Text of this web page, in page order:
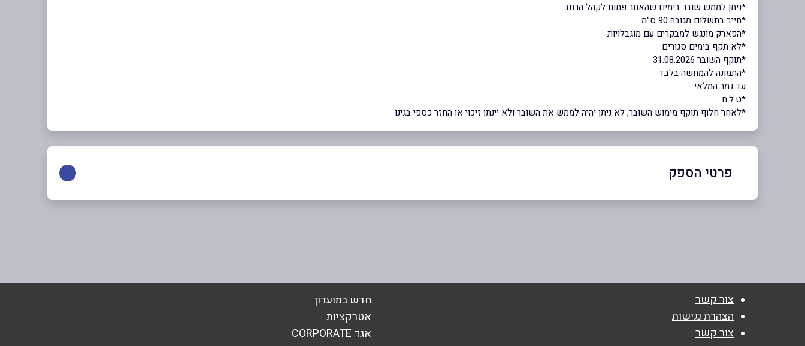
*ניתן לממש שובר בימים שהאתר פתוח לקהל הרחב
*חייב בתשלום מגובה 90 ס"מ
*הפארק מונגש למבקרים עם מוגבלויות
*לא תקף בימים סגורים
*תוקף השובר 31.08.2026
*התמונה להמחשה בלבד
עד גמר המלאי
*ט.ל.ח
*לאחר חלוף תוקף מימוש השובר, לא ניתן יהיה לממש את השובר ולא יינתן זיכוי או החזר כספי בגינו
פרטי הספק
שם מלא*
טלפון* אימייל*
צור קשר
הצהרת נגישות
צור קשר
חדש במועדון
אטרקציות
אגד CORPORATE